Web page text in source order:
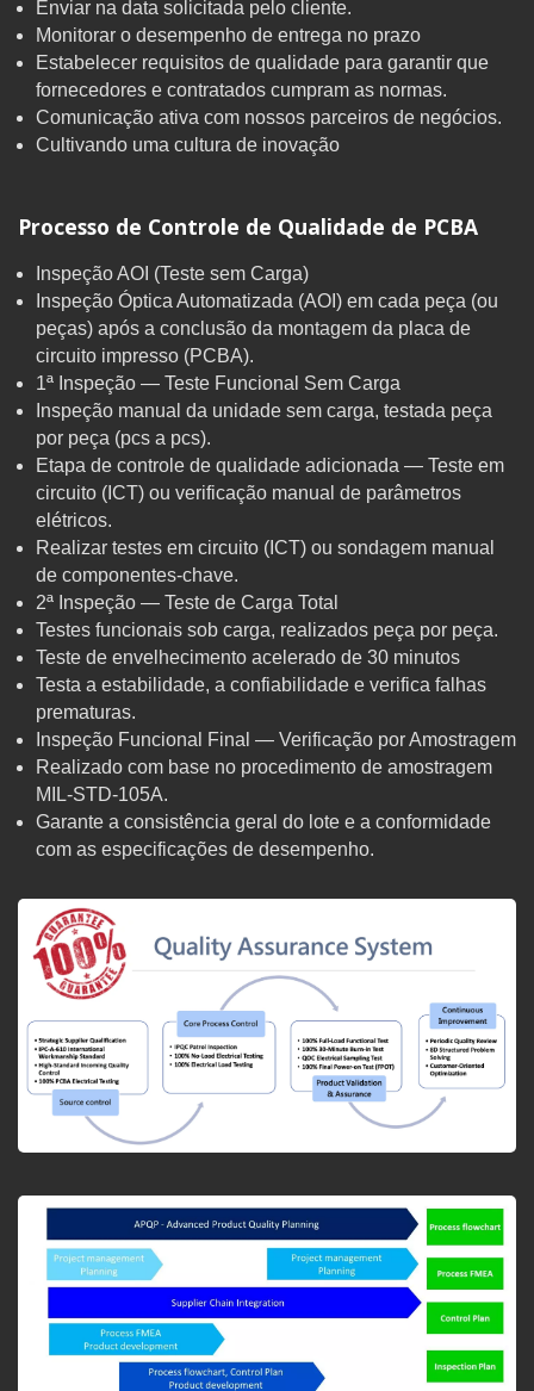
Enviar na data solicitada pelo cliente.
Monitorar o desempenho de entrega no prazo
Estabelecer requisitos de qualidade para garantir que
fornecedores e contratados cumpram as normas.
Comunicação ativa com nossos parceiros de negócios.
Cultivando uma cultura de inovação
Processo de Controle de Qualidade de PCBA
Inspeção AOI (Teste sem Carga)
Inspeção Óptica Automatizada (AOI) em cada peça (ou
peças) após a conclusão da montagem da placa de
circuito impresso (PCBA).
1ª Inspeção — Teste Funcional Sem Carga
Inspeção manual da unidade sem carga, testada peça
por peça (pcs a pcs).
Etapa de controle de qualidade adicionada — Teste em
circuito (ICT) ou verificação manual de parâmetros
elétricos.
Realizar testes em circuito (ICT) ou sondagem manual
de componentes-chave.
2ª Inspeção — Teste de Carga Total
Testes funcionais sob carga, realizados peça por peça.
Teste de envelhecimento acelerado de 30 minutos
Testa a estabilidade, a confiabilidade e verifica falhas
prematuras.
Inspeção Funcional Final — Verificação por Amostragem
Realizado com base no procedimento de amostragem
MIL-STD-105A.
Garante a consistência geral do lote e a conformidade
com as especificações de desempenho.